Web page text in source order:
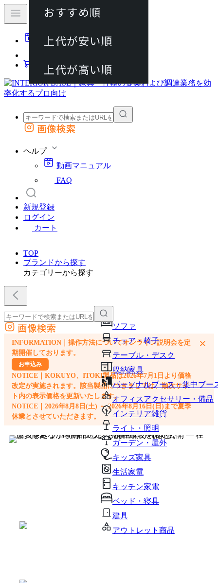
動画マニュアル
カート
外部サイトの商品をカートに追加
画像検索
ヘルプ
動画マニュアル
FAQ
新規登録
ログイン
カート
TOP
ブランドから探す
カテゴリーから探す
ソファ
チェア・椅子
テーブル・デスク
収納家具
パーソナルブース・集中ブー
オフィスアクセサリー・備品
インテリア雑貨
ライト・照明
ガーデン・屋外
キッズ家具
生活家電
キッチン家電
ベッド・寝具
建具
アウトレット商品
外部サイトの商品をカートに追加
他のサイトで見つけた商品ページのURLを貼り付けて、カートに追加できます
画像検索
INFORMATION｜操作方法についてオンライン説明会を定
期開催しております。
お申込み
NOTICE｜KOKUYO、ITOKI製品は2026年7月1日より価格
改定が実施されます。該当製品につきましては、順次サイ
ト内の表示価格を更新いたします。
NOTICE｜2026年8月8日(土) ～ 2026年8月16日(日)まで夏季
休業とさせていただきます。
×
おすすめ順
上代が安い順
上代が高い順